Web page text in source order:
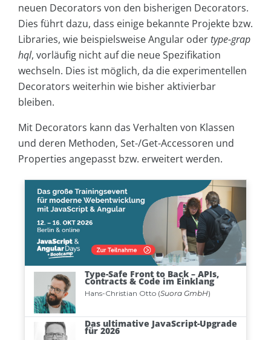
neuen Decorators von den bisherigen Decorators.
Dies führt dazu, dass einige bekannte Projekte bzw.
Libraries, wie beispielsweise Angular odertype-grap
hql, vorläufig nicht auf die neue Spezifikation
wechseln. Dies ist möglich, da die experimentellen
Decorators weiterhin wie bisher aktivierbar
bleiben.
Mit Decorators kann das Verhalten von Klassen
und deren Methoden, Set-/Get-Accessoren und
Properties angepasst bzw. erweitert werden.